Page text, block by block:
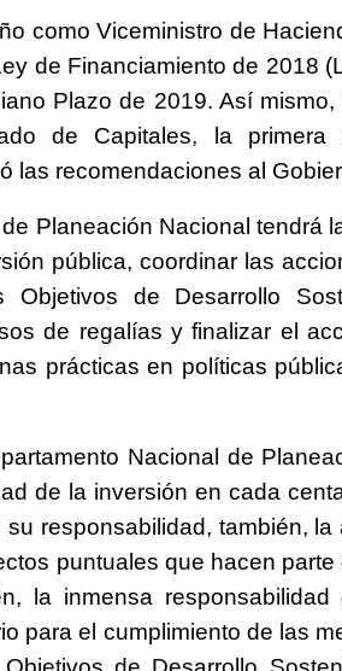
como Viceministro de
de Financiamiento de 2018
Plazo de 2019. Así
de Capitales, la
las recomendaciones al
Planeación Nacional tendrá
pública, coordinar las
Objetivos de Desarrollo
de regalías y finalizar el
prácticas en políticas
Nacional de
de la inversión en cada
responsabilidad, también,
puntuales que hacen
la inmensa
para el cumplimiento de las